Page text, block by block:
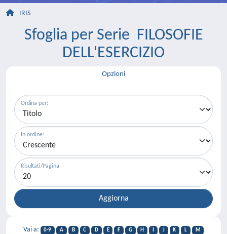
IRIS
Sfoglia per Serie FILOSOFIE
DELL'ESERCIZIO
Opzioni
Ordina per:
In ordine:
Risultati/Pagina
Vai a: 0-9 A B C D E F G H J K L
M